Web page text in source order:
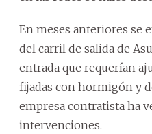
En meses anteriores se
del carril de salida de
entrada que requerían
fijadas con hormigón y
empresa contratista ha
intervenciones.